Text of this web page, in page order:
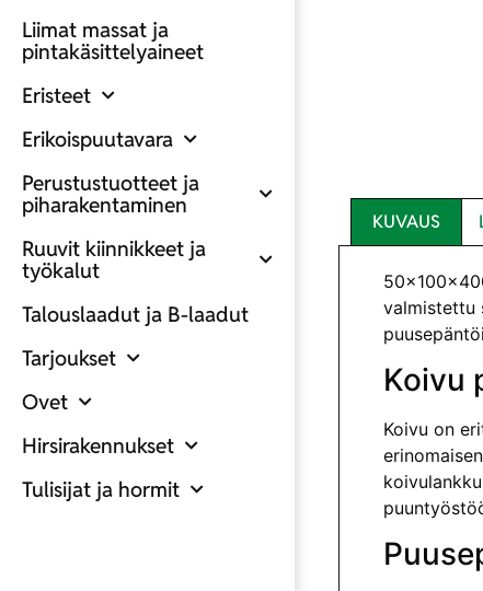
Liimat massat ja
pintakäsittelyaineet
Eristeet
Erikoispuutavara
Perustustuotteet ja
piharakentaminen
Ruuvit kiinnikkeet ja
työkalut
Talouslaadut ja B-laadut
Tarjoukset
Ovet
Hirsirakennukset
Tulisijat ja hormit
KUVAUS
valmistettu
Koivu
Koivu on